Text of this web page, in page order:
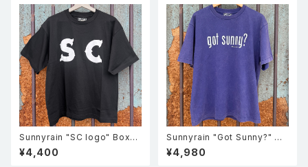
Sunnyrain "SC logo" Boxy
T shirts ボックスシルエット半
袖 Tシャツ Black
¥4,400
Sunnyrain "Got Sunny?" 半
袖 シングルステッチ フェードT
シャツ Faded Purple
¥4,980